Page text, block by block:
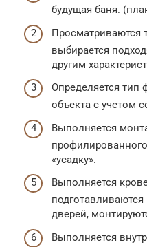
будущая баня.
Просматриваются
выбирается
другим
Определяется тип
объекта с учетом
Выполняется
«усадку».
Выполняется
дверей,
Выполняется